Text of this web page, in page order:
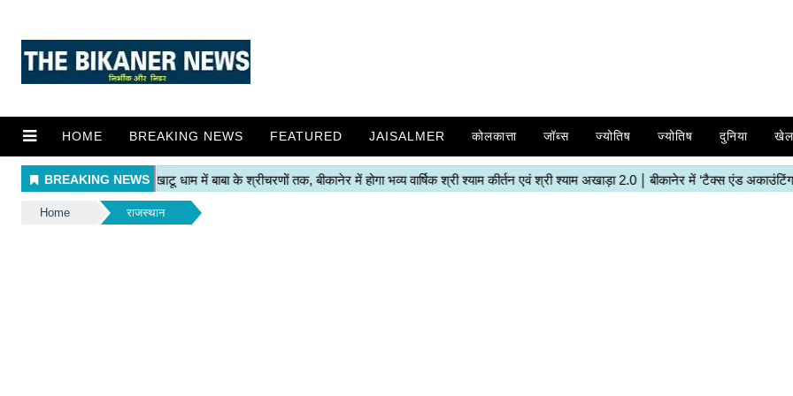
HOME BREAKING NEWS FEATURED JAISALMER कोलकात्ता जॉब्स ज्योतिष ज्योतिष दुनिया खेल
Home राजस्थान